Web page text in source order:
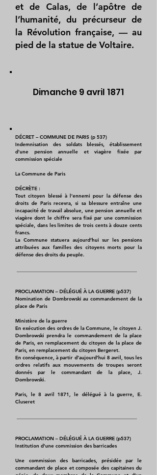
et de Calas, de l’apôtre de
l’humanité, du précurseur de
la Révolution française, — au
pied de la statue de Voltaire.
Dimanche 9 avril 1871
DÉCRET – COMMUNE DE PARIS (p 537)
Indemnisation des soldats blessés, établissement
d'une pension annuelle et viagère fixée par
commission spéciale
La Commune de Paris
DÉCRÈTE :
Tout citoyen blessé à l’ennemi pour la défense des
droits de Paris recevra, si sa blessure entraîne une
incapacité de travail absolue, une pension annuelle et
viagère dont le chiffre sera fixé par une commission
spéciale, dans les limites de trois cents à douze cents
francs.
La Commune statuera aujourd’hui sur les pensions
attribuées aux familles des citoyens morts pour la
défense des droits du peuple.
PROCLAMATION – DÉLÉGUÉ À LA GUERRE (p537)
Nomination de Dombrowski au commandement de la
place de Paris
Ministère de la guerre
En exécution des ordres de la Commune, le citoyen J.
Dombrowski prendra le commandement de la place
de Paris, en remplacement du citoyen de la place de
Paris, en remplacement du citoyen Bergeret.
En conséquence, à partir d’aujourd’hui 8 avril, tous les
ordres relatifs aux mouvements de troupes seront
donnés par le commandant de la place, J.
Dombrowski.
Paris, le 8 avril 1871, le délégué à la guerre, E.
Cluseret
PROCLAMATION – DÉLÉGUÉ À LA GUERRE (p537)
Institution d'une commission des barricades
Une commission des barricades, présidée par le
commandant de place et composée des capitaines du